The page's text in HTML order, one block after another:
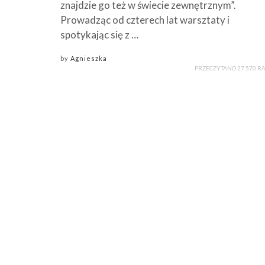
znajdzie go też w świecie zewnętrznym”.
Prowadząc od czterech lat warsztaty i
spotykając się z …
by Agnieszka
PRZECZYTANO 27 570